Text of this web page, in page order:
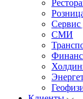
СМИ